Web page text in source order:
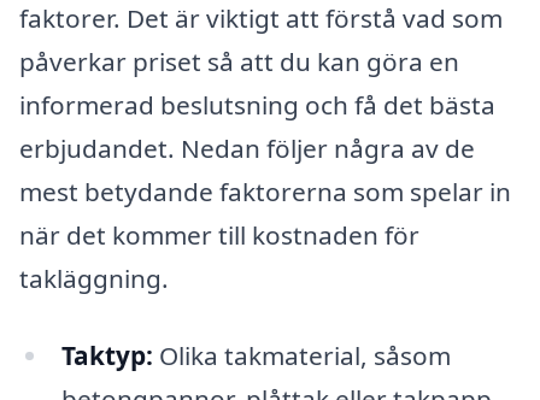
faktorer. Det är viktigt att förstå vad som
påverkar priset så att du kan göra en
informerad beslutsning och få det bästa
erbjudandet. Nedan följer några av de
mest betydande faktorerna som spelar in
när det kommer till kostnaden för
takläggning.
Taktyp: Olika takmaterial, såsom